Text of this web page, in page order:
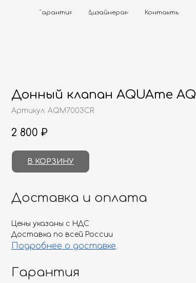
+7 (495)
Контакты
Дизайнерам
Донный клапан AQUAme
Артикул: AQM7003CR
2 800 ₽
В КОРЗИНУ
Доставка и оплата
Цены указаны с НДС
Доставка по всей России
Подробнее о доставке.
Гарантия